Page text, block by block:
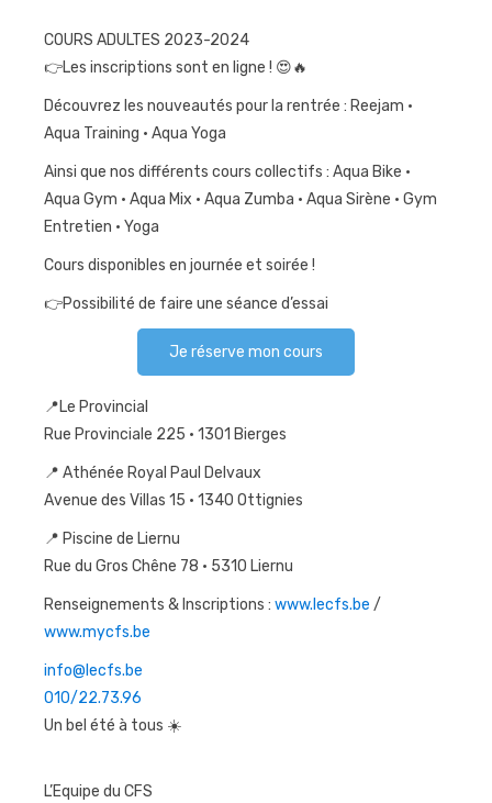
Journées
sportives
Contact
COURS ADULTES 2023-2024
👉Les inscriptions sont en ligne ! 😍🔥
Découvrez les nouveautés pour la rentrée : Reejam •
Aqua Training • Aqua Yoga
Ainsi que nos différents cours collectifs : Aqua Bike •
Aqua Gym • Aqua Mix • Aqua Zumba • Aqua Sirène • Gym
Entretien • Yoga
Cours disponibles en journée et soirée !
👉Possibilité de faire une séance d’essai
Je réserve mon cours
📍Le Provincial
Rue Provinciale 225 • 1301 Bierges
📍 Athénée Royal Paul Delvaux
Avenue des Villas 15 • 1340 Ottignies
📍 Piscine de Liernu
Rue du Gros Chêne 78 • 5310 Liernu
Renseignements & Inscriptions : www.lecfs.be /
www.mycfs.be
info@lecfs.be
010/22.73.96
Un bel été à tous ☀️
L’Equipe du CFS